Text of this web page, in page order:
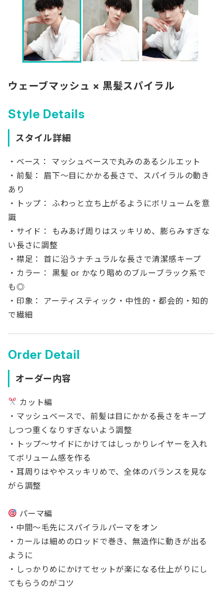
ウェーブマッシュ × 黒髪スパイラル
Style Details
スタイル詳細
・ベース： マッシュベースで丸みのあるシルエット
・前髪： 眉下〜目にかかる長さで、スパイラルの動き
あり
・トップ： ふわっと立ち上がるようにボリュームを意
識
・サイド： もみあげ周りはスッキリめ、膨らみすぎな
い長さに調整
・襟足： 首に沿うナチュラルな長さで清潔感キープ
・カラー： 黒髪 or かなり暗めのブルーブラック系で
も◎
・印象： アーティスティック・中性的・都会的・知的
で繊細
Order Detail
オーダー内容
カット編
・マッシュベースで、前髪は目にかかる長さをキープ
しつつ重くなりすぎないよう調整
・トップ〜サイドにかけてはしっかりレイヤーを入れ
てボリューム感を作る
・耳周りはややスッキリめで、全体のバランスを見な
がら調整
パーマ編
・中間〜毛先にスパイラルパーマをオン
・カールは細めのロッドで巻き、無造作に動きが出る
ように
・しっかりめにかけてセットが楽になる仕上がりにし
てもらうのがコツ